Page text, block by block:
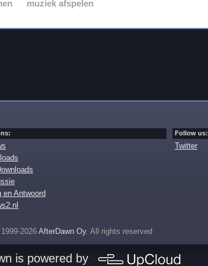
muziek afspelen
en Antwoord
Follow us:
Twitter
2026 AfterDawn Oy. All rights reserved
is powered by